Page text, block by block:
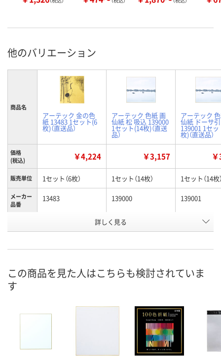
他のバリエーション
商品名
アーテック 金の色
紙 13483 1セット(6
枚)（直送品）
アーテック 色紙 画
仙紙 松 吸込 139000
1セット(14枚)（直送
品）
アーテック
仙紙 ドーサ
139001 1セッ
枚)（直送品）
価格
(税込)
￥4,224 ￥3,157
販売単位 1セット（6枚） 1セット（14枚） 1セット（14枚
メーカー
品番
13483 139000 139001
XU37192 XU36929
カゴへ カ
詳しく見る
この商品を見た人はこちらも検討されていま
す